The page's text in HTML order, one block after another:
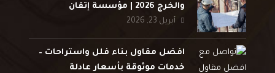
والخرج 2026 | مؤسسة إتقان
أبريل 23, 2026
افضل مقاول بناء فلل واستراحات –
خدمات موثوقة بأسعار عادلة